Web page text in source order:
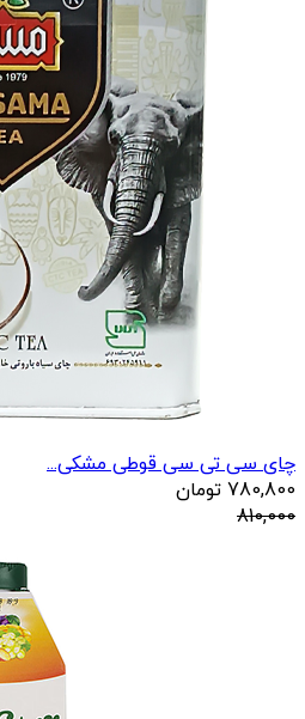
چای سی تی سی قوطی مشکی...
780,800 تومان
810,000